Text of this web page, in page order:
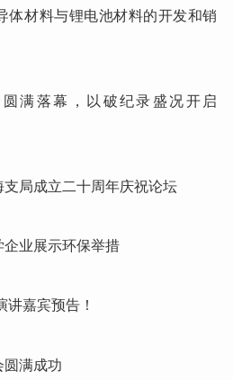
材料与锂电池材料的开发和销
满落幕，以破纪录盛况开启
局成立二十周年庆祝论坛
业展示环保举措
嘉宾预告！
满成功